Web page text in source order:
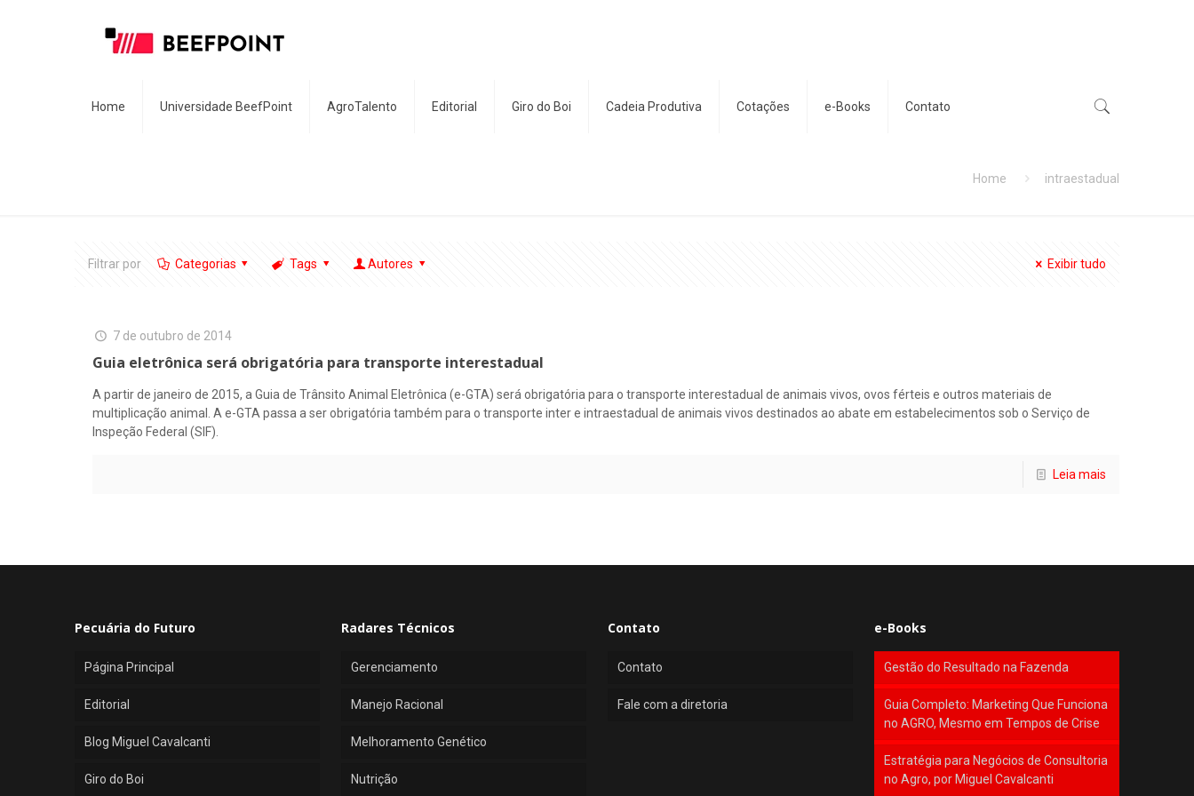
Home Universidade BeefPoint AgroTalento Editorial Giro do Boi Cadeia Produtiva Cotações e-Books Contato
Home intraestadual
Filtrar por Categorias Tags Autores Exibir tudo
7 de outubro de 2014
Guia eletrônica será obrigatória para transporte interestadual
A partir de janeiro de 2015, a Guia de Trânsito Animal Eletrônica (e-GTA) será obrigatória para o transporte interestadual de animais vivos, ovos férteis e outros materiais de
multiplicação animal. A e-GTA passa a ser obrigatória também para o transporte inter e intraestadual de animais vivos destinados ao abate em estabelecimentos sob o Serviço de
Inspeção Federal (SIF).
Leia mais
Pecuária do Futuro
Página Principal
Editorial
Blog Miguel Cavalcanti
Giro do Boi
Radares Técnicos
Gerenciamento
Manejo Racional
Melhoramento Genético
Nutrição
Contato
Contato
Fale com a diretoria
e-Books
Gestão do Resultado na Fazenda
Guia Completo: Marketing Que Funciona
no AGRO, Mesmo em Tempos de Crise
Estratégia para Negócios de Consultoria
no Agro, por Miguel Cavalcanti